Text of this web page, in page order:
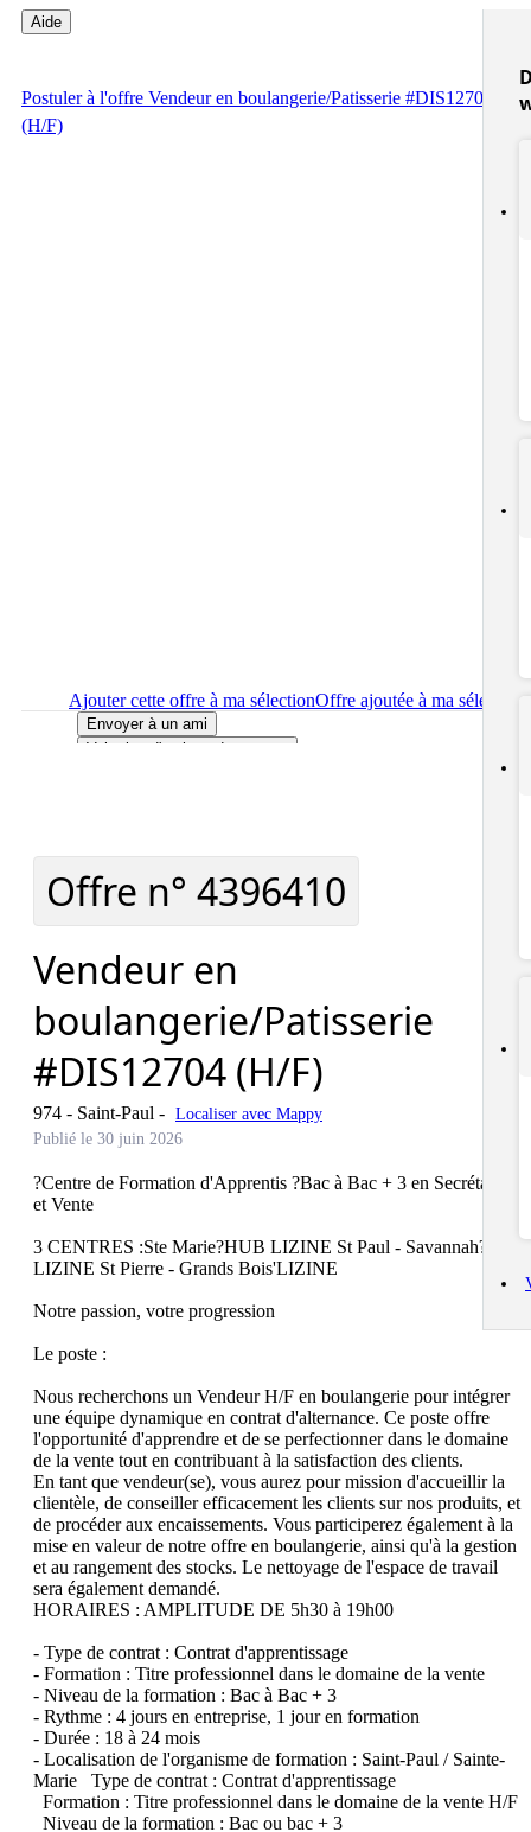
Aide
Postulerà l'offre Vendeur en boulangerie/Patisserie #DIS12704
(H/F)
Ajouter cette offre à ma sélectionOffre ajoutée à ma sélection
Envoyer à un ami
Voir plus d'options de partage
le détail de l'offre Vendeur en boulangerie/Patisserie
Offre n° 4396410
Vendeur en
boulangerie/Patisserie
#DIS12704 (H/F)
974 - Saint-Paul - Localiser avec Mappy
Publié le 30 juin 2026
?Centre de Formation d'Apprentis ?Bac à Bac + 3 en Secrétariat
et Vente
3 CENTRES :Ste Marie?HUB LIZINE St Paul - Savannah?
LIZINE St Pierre - Grands Bois'LIZINE
Notre passion, votre progression
Le poste :
Nous recherchons un Vendeur H/F en boulangerie pour intégrer
une équipe dynamique en contrat d'alternance. Ce poste offre
l'opportunité d'apprendre et de se perfectionner dans le domaine
de la vente tout en contribuant à la satisfaction des clients.
En tant que vendeur(se), vous aurez pour mission d'accueillir la
clientèle, de conseiller efficacement les clients sur nos produits, et
de procéder aux encaissements. Vous participerez également à la
mise en valeur de notre offre en boulangerie, ainsi qu'à la gestion
et au rangement des stocks. Le nettoyage de l'espace de travail
sera également demandé.
HORAIRES : AMPLITUDE DE 5h30 à 19h00
- Type de contrat : Contrat d'apprentissage
- Formation : Titre professionnel dans le domaine de la vente
- Niveau de la formation : Bac à Bac + 3
- Rythme : 4 jours en entreprise, 1 jour en formation
- Durée : 18 à 24 mois
- Localisation de l'organisme de formation : Saint-Paul / Sainte-
Marie   Type de contrat : Contrat d'apprentissage
Formation : Titre professionnel dans le domaine de la vente H/F
Niveau de la formation : Bac ou bac + 3